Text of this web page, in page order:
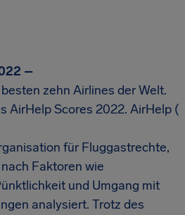
–
zehn Airlines der Welt.
AirHelp Scores 2022. AirHelp (
für Fluggastrechte,
Faktoren wie
und Umgang mit
analysiert. Trotz des